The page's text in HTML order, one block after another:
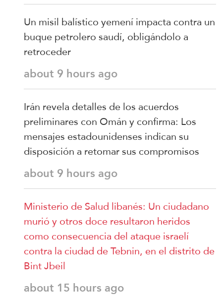
Un misil balístico yemení impacta contra un
buque petrolero saudí, obligándolo a
retroceder
about 9 hours ago
Irán revela detalles de los acuerdos
preliminares con Omán y confirma: Los
mensajes estadounidenses indican su
disposición a retomar sus compromisos
about 9 hours ago
Ministerio de Salud libanés: Un ciudadano
murió y otros doce resultaron heridos
como consecuencia del ataque israelí
contra la ciudad de Tebnin, en el distrito de
Bint Jbeil
about 15 hours ago